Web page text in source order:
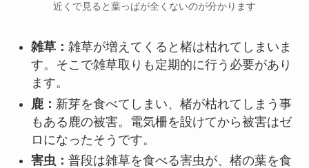
近くで見ると葉っぱが全くないのが分かります
雑草： 雑草が増えてくると楮は枯れてしまいま
す。そこで雑草取りも定期的に行う必要があり
ます。
鹿： 新芽を食べてしまい、楮が枯れてしまう事
もある鹿の被害。電気柵を設けてから被害はゼ
ロになったそうです。
害虫： 普段は雑草を食べる害虫が、楮の葉を食